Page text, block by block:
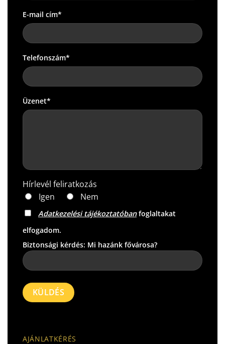
AJÁNLATKÉRÉS
E-mail cím*
Telefonszám*
Üzenet*
Hírlevél feliratkozás
Igen
Nem
Adatkezelési tájékoztatóbanfoglaltakat
elfogadom.
Biztonsági kérdés: Mi hazánk fővárosa?
Please
leave
empty.